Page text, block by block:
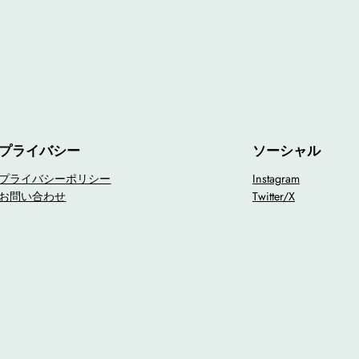
プライバシー
プライバシーポリシー
お問い合わせ
ソーシャル
Instagram
Twitter/X